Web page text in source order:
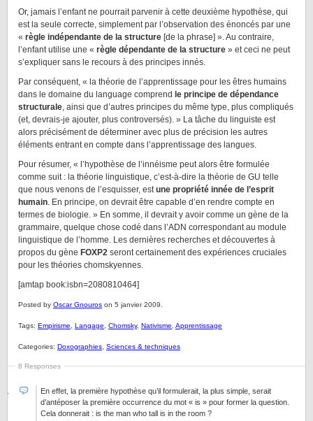
Or, jamais l’enfant ne pourrait parvenir à cette deuxième hypothèse, qui
est la seule correcte, simplement par l’observation des énoncés par une
« règle indépendante de la structure [de la phrase] ». Au contraire,
l’enfant utilise une « règle dépendante de la structure » et ceci ne peut
s’expliquer sans le recours à des principes innés.
Par conséquent, « la théorie de l’apprentissage pour les êtres humains
dans le domaine du language comprend le principe de dépendance
structurale, ainsi que d’autres principes du même type, plus compliqués
(et, devrais-je ajouter, plus controversés). » La tâche du linguiste est
alors précisément de déterminer avec plus de précision les autres
éléments entrant en compte dans l’apprentissage des langues.
Pour résumer, « l’hypothèse de l’innéisme peut alors être formulée
comme suit : la théorie linguistique, c’est-à-dire la théorie de GU telle
que nous venons de l’esquisser, estune propriété innée de l’esprit
humain. En principe, on devrait être capable d’en rendre compte en
termes de biologie. » En somme, il devrait y avoir comme un gène de la
grammaire, quelque chose codé dans l’ADN correspondant au module
linguistique de l’homme. Les dernières recherches et découvertes à
propos du gène FOXP2 seront certainement des expériences cruciales
pour les théories chomskyennes.
[amtap book:isbn=2080810464]
Posted by Oscar Gnouros on 5 janvier 2009.
Tags: Empirisme Langage Chomsky, Nativisme Apprentissage
Categories: Doxographies Sciences & techniques
8 Responses
En effet, la première hypothèse qu’il formulerait, la plus simple, serait
d’antéposer la première occurrence du mot « is » pour former la question.
Cela donnerait : is the man who tall is in the room ?